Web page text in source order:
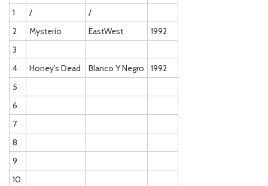
1
/
/
2
Mysterio EastWest
1992
3
4
Honey's Dead Blanco Y Negro
1992
5
6
7
8
9
10